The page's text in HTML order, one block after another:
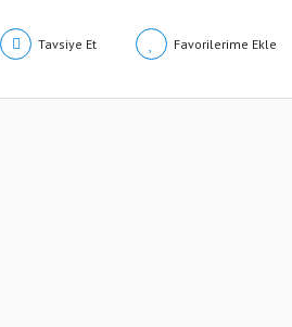
Tavsiye Et